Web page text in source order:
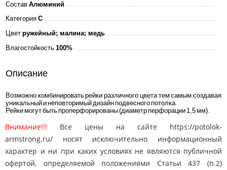
Состав Алюминий
Категория C
Цвет ружейный; малина; медь
Влагостойкость 100%
Описание
Возможно комбинировать рейки различного цвета тем самым создавая
уникальный и неповторимый дизайн подвесного потолка.
Рейки могут быть проперфорированы (диаметр перфорации 1,5 мм).
Внимание!!! Все цены на сайте https://potolok-
armstrong.ru/ носят исключительно информационный
характер и ни при каких условиях не являются публичной
офертой, определяемой положениями Статьи 437 (п.2)